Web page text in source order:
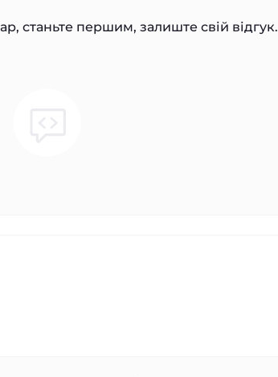
станьте першим, залиште свій відгук.